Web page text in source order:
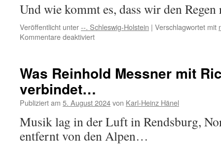
Finale
Und wie kommt es, dass wir den
Veröffentlicht unter--. Schleswig-Holstein | Verschlagwortet mit
Kommentare deaktiviertfür
Was Reinhold Messner mit
verbindet…
Publiziert am 5. August 2024von Karl-Heinz Hänel
Musik lag in der Luft in Rendsburg,
entfernt von den Alpen…